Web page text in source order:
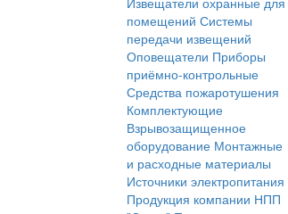
помещений Системы
передачи извещений
Оповещатели Приборы
приёмно-контрольные
Средства пожаротушения
Комплектующие
Взрывозащищенное
оборудование Монтажные
и расходные материалы
Источники электропитания
Продукция компании НПП